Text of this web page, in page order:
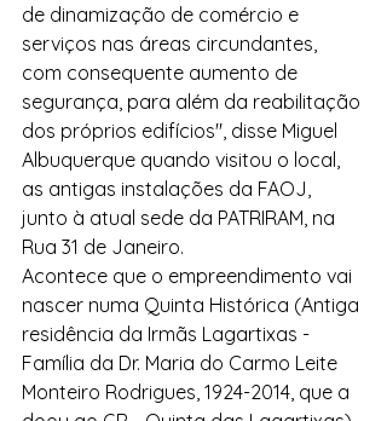
de dinamização de comércio e
serviços nas áreas circundantes,
com consequente aumento de
segurança, para além da reabilitação
dos próprios edifícios", disse Miguel
Albuquerque quando visitou o local,
as antigas instalações da FAOJ,
junto à atual sede da PATRIRAM, na
Rua 31 de Janeiro.
Acontece que o empreendimento vai
nascer numa Quinta Histórica (Antiga
residência da Irmãs Lagartixas -
Família da Dr. Maria do Carmo Leite
Monteiro Rodrigues, 1924-2014, que a